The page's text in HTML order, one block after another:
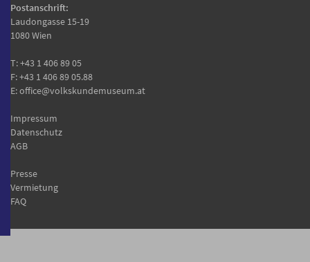
Postanschrift:
Laudongasse 15-19
1080 Wien
T:+43 1 406 89 05
F: +43 1 406 89 05.88
E:office@volkskundemuseum.at
Impressum
Datenschutz
AGB
Presse
Vermietung
FAQ